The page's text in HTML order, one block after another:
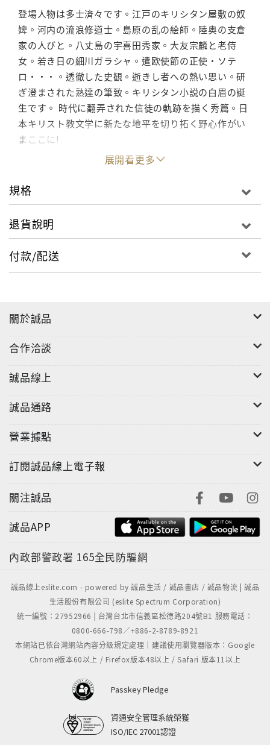
登場人物は多士済々です。江戸のキリシタン屋敷の奴
婢。河内の流浪修道士。島原の乱の絵師。陸奥の支倉
家の人びと。八丈島の宇喜田秀家。大友宗麟と老侍
女。若き日の細川ガラシャ。遣欧使節の正使・ソテ
ロ・・・。透徹した史観。逝きし者への熱い思い。研
ぎ澄まされた熟達の筆致。キリシタン小説の白眉の誕
生です。 時代に翻弄された信徒の軌跡を描く秀篇。日
本キリスト教文学に新たな地平を切り拓く野心作がい
まここに!
展開看更多
規格
退貨說明
付款/配送
關於誠品
合作洽談
誠品線上
誠品通路
營業據點
訂閱誠品線上電子報
關注誠品
誠品APP
內政部警政署 165全民防騙網
誠品線上eslite.com - powered by 誠品生活 / 誠品書店 / 誠品物流 | 誠品
生活股份有限公司 (eslite Spectrum Corporation)
統一編號：27952966 | 台灣台北市信義區松德路204號B1 服務電話：
0800-666-798／+886-2-8789-8921
本網站已依台灣網站內容分級規定處理｜建議使用瀏覽器版本：Google
Chrome版本60以上 / Firefox版本48以上 / Safari 版本11以上
Passkey Pledge
資通安全管理系統榮獲
ISO/IEC 27001認證